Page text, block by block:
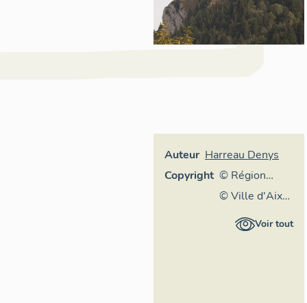
Auteur Harreau Denys
Copyright © Région
Auvergne-
Rhône-Alpes,
© Ville d'Aix-
les-BainsVoir tout